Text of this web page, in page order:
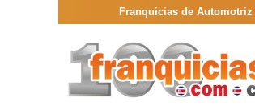
Franquicias de Automotriz